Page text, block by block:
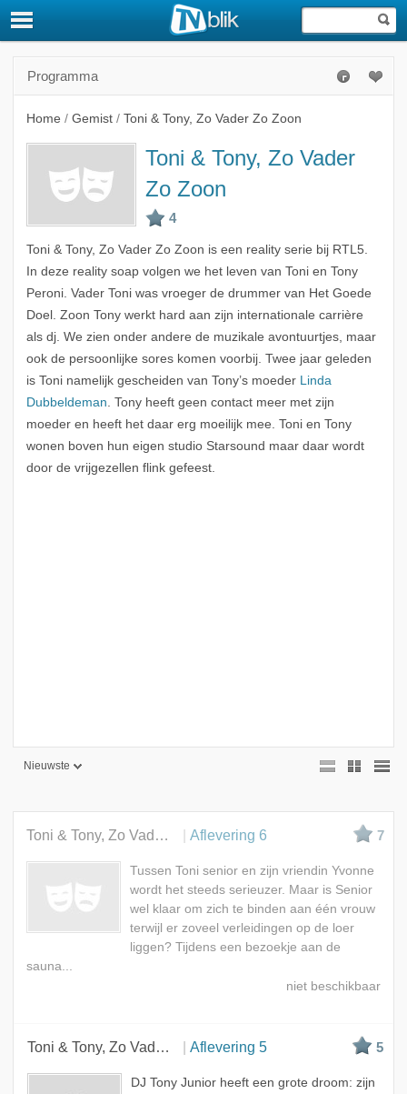
Programma
Home / Gemist / Toni & Tony, Zo Vader Zo Zoon
Toni & Tony, Zo Vader
Zo Zoon
Toni & Tony, Zo Vader Zo Zoon is een reality serie bij RTL5.
In deze reality soap volgen we het leven van Toni en Tony
Peroni. Vader Toni was vroeger de drummer van Het Goede
Doel. Zoon Tony werkt hard aan zijn internationale carrière
als dj. We zien onder andere de muzikale avontuurtjes, maar
ook de persoonlijke sores komen voorbij. Twee jaar geleden
is Toni namelijk gescheiden van Tony’s moeder Linda
Dubbeldeman. Tony heeft geen contact meer met zijn
moeder en heeft het daar erg moeilijk mee. Toni en Tony
wonen boven hun eigen studio Starsound maar daar wordt
door de vrijgezellen flink gefeest.
Nieuwste
Toni & Tony, Zo Vader Zo Zoon Aflevering 6 7
Tussen Toni senior en zijn vriendin Yvonne
wordt het steeds serieuzer. Maar is Senior
wel klaar om zich te binden aan één vrouw
terwijl er zoveel verleidingen op de loer
liggen? Tijdens een bezoekje aan de
sauna...
Toni & Tony, Zo Vader Zo Zoon Aflevering 5 5
DJ Tony Junior heeft een grote droom: zijn